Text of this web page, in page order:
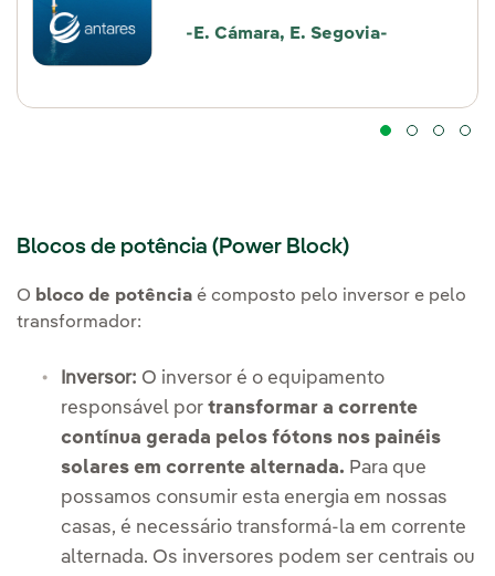
-E. Cámara, E. Segovia-
Blocos de potência (Power Block)
O bloco de potência é composto pelo inversor e pelo
transformador:
Inversor: O inversor é o equipamento
responsável por transformar a corrente
contínua gerada pelos fótons nos painéis
solares em corrente alternada. Para que
possamos consumir esta energia em nossas
casas, é necessário transformá-la em corrente
alternada. Os inversores podem ser centrais ou